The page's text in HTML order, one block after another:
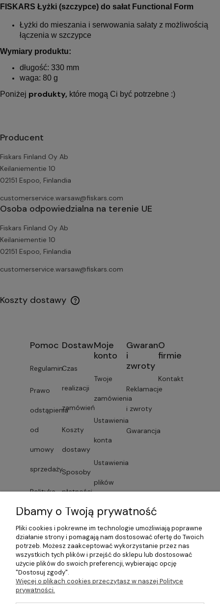
FISKARS Łyżki (szczypce) do sałat Functional Form
Łyżki do mieszania i serwowania sałaty z możliwością
łączenia w szczypce
Wymiary produktu:
długość: 330 mm
waga: 80 g
Poniżej produkty, które mogą Ci być potrzebne :)
Producent
Fiskars Finland Oy Ab
Keilaniementie 10
02151 Espoo, Finlandia
customerservice.warsaw@fiskars.com
Osoba odpowiedzialna na terenie UE
Fiskars Finland Oy Ab
Keilaniementie 10
02151 Espoo, Finlandia
customerservice.warsaw@fiskars.com
Koszty dostawy
Pomoc
Regulamin
Prawo
odstąpienia
od
umowy
sprzedaży
Polityka
prywatności
Lista
dostawców
usług
Formularze
Dostawa
Czas
realizacji
zamówień
Koszty
dostawy
Sposoby
płatności
Faktury i
paragony
Czas
dostawy
Moje
konto
Twoje
zamówienia
Ustawienia
konta
Ustawienia
plików
Przechowalnia
Gwarancja
i
zwroty
Reklamacje
i zwroty
Gwarancja
O
firmie
Kontakt
Dbamy o Twoją prywatność
Pliki cookies i pokrewne im technologie umożliwiają poprawne
działanie strony i pomagają nam dostosować ofertę do Twoich
potrzeb. Możesz zaakceptować wykorzystanie przez nas
wszystkich tych plików i przejść do sklepu lub dostosować
użycie plików do swoich preferencji, wybierając opcję
"Dostosuj zgody".
Więcej o plikach cookies przeczytasz w naszej Polityce
prywatności.